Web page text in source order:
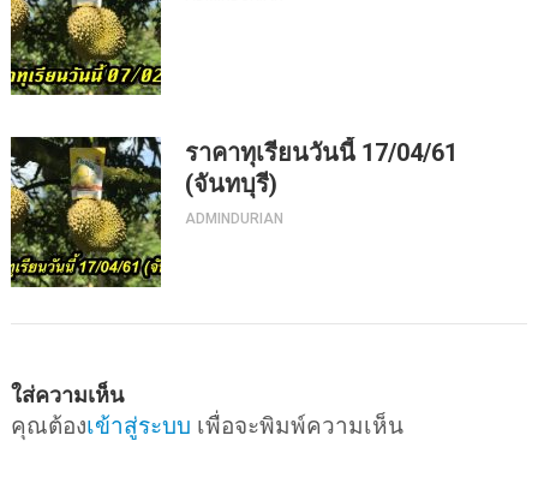
ราคาทุเรียนวันนี้ 17/04/61
(จันทบุรี)
ADMINDURIAN
ใส่ความเห็น
คุณต้องเข้าสู่ระบบ เพื่อจะพิมพ์ความเห็น